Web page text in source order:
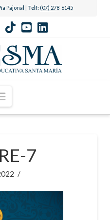
Pajonal | Telf: (07) 278-6145
Navigation
7